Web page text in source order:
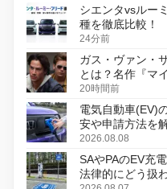
シエンタvsルー
種を徹底比較！
24分前
ガス・ヴァン・
とは？名作『マ
初のデジタルリ
20時間前
電気自動車(EV)
安や申請方法を
2026.08.08
SAやPAのEV充
法律的にどう扱